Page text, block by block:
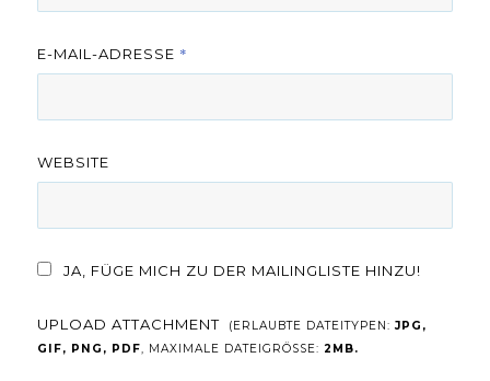
E-MAIL-ADRESSE *
WEBSITE
JA, FÜGE MICH ZU DER MAILINGLISTE HINZU!
UPLOAD ATTACHMENT (ERLAUBTE DATEITYPEN:JPG,
GIF, PNG, PDF, MAXIMALE DATEIGRÖSSE: 2MB.